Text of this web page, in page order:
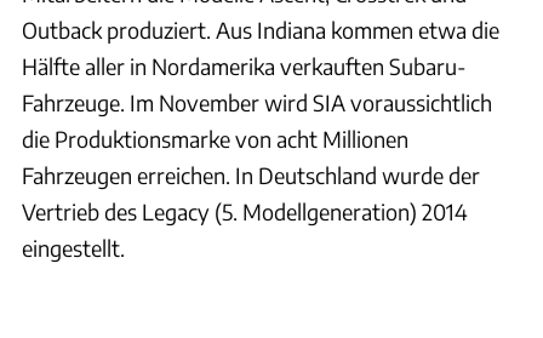
Outback produziert. Aus Indiana kommen etwa die
Hälfte aller in Nordamerika verkauften Subaru-
Fahrzeuge. Im November wird SIA voraussichtlich
die Produktionsmarke von acht Millionen
Fahrzeugen erreichen. In Deutschland wurde der
Vertrieb des Legacy (5. Modellgeneration) 2014
eingestellt.